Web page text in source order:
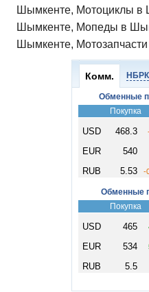
Шымкенте, Мотоциклы в
Шымкенте, Мопеды в
Шымкенте,